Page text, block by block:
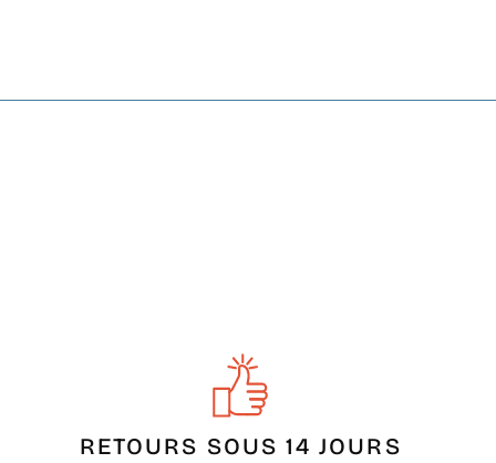
RETOURS SOUS 14 JOURS